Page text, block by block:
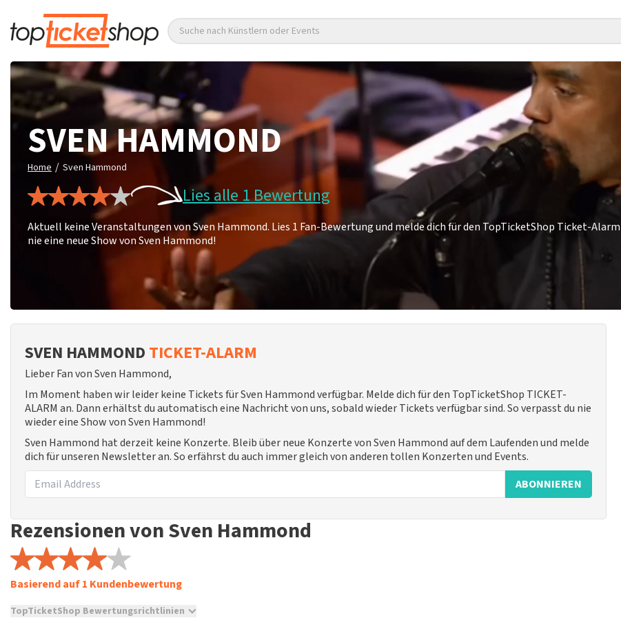
Suche nach Künstlern oder Events
SVEN HAMMOND
Home / Sven Hammond
Lies alle 1 Bewertung
Aktuell keine Veranstaltungen von Sven Hammond. Lies 1 Fan-Bewertung und melde dich für den TopTicketShop Ticket-
nie eine neue Show von Sven Hammond!
SVEN HAMMOND TICKET-ALARM
Lieber Fan von Sven Hammond,
Im Moment haben wir leider keine Tickets für Sven Hammond verfügbar. Melde dich für den TopTicketShop TICKET-
ALARM an. Dann erhältst du automatisch eine Nachricht von uns, sobald wieder Tickets verfügbar sind. So verpasst du nie
wieder eine Show von Sven Hammond!
Sven Hammond hat derzeit keine Konzerte. Bleib über neue Konzerte von Sven Hammond auf dem Laufenden und melde
dich für unseren Newsletter an. So erfährst du auch immer gleich von anderen tollen Konzerten und Events.
ABONNIEREN
Rezensionen von Sven Hammond
Basierend auf 1 Kundenbewertung
TopTicketShop Bewertungsrichtlinien